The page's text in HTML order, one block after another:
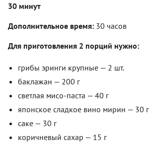
30 минут
Дополнительное время: 30 часов
Для приготовления 2 порций нужно:
грибы эринги крупные — 2 шт.
баклажан — 200 г
светлая мисо-паста — 40 г
японское сладкое вино мирин — 30 г
саке — 30 г
коричневый сахар — 15 г